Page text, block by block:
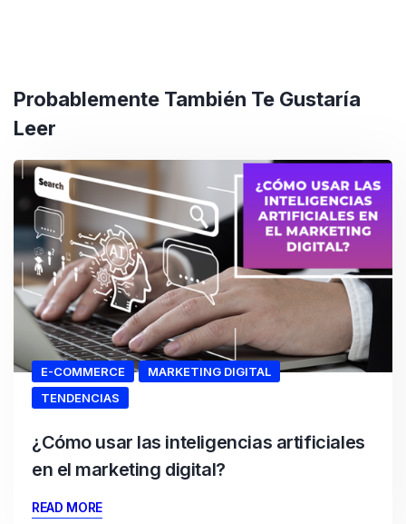
Probablemente También Te Gustaría
Leer
E-COMMERCE
MARKETING DIGITAL
TENDENCIAS
¿Cómo usar las inteligencias artificiales
en el marketing digital?
READ MORE